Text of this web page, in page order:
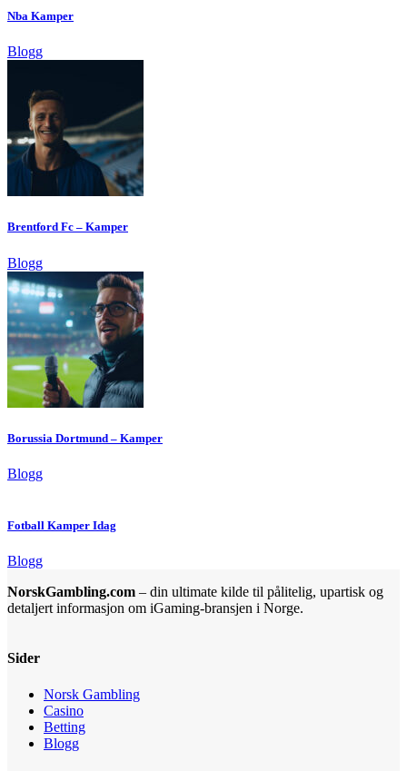
Nba Kamper
Blogg
Brentford Fc – Kamper
Blogg
Borussia Dortmund – Kamper
Blogg
Fotball Kamper Idag
Blogg
NorskGambling.com – din ultimate kilde til pålitelig, upartisk og
detaljert informasjon om iGaming-bransjen i Norge.
Sider
Norsk Gambling
Casino
Betting
Blogg